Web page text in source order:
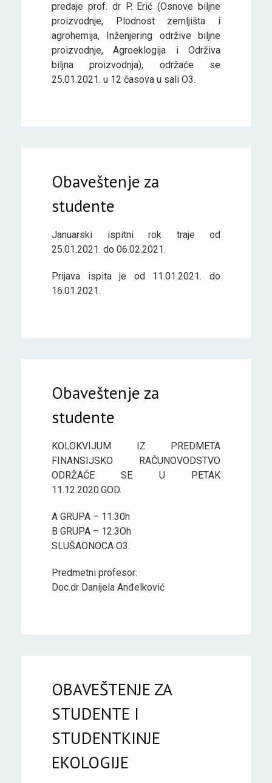
predaje prof. dr P. Erić (Osnove biljne
proizvodnje, Plodnost zemljišta i
agrohemija, Inženjering održive biljne
proizvodnje, Agroeklogija i Održiva
biljna proizvodnja), održaće se
25.01.2021. u 12 časova u sali O3.
Obaveštenje za
studente
Januarski ispitni rok traje od
25.01.2021. do 06.02.2021.
Prijava ispita je od 11.01.2021. do
16.01.2021.
Obaveštenje za
studente
KOLOKVIJUM IZ PREDMETA
FINANSIJSKO RAČUNOVODSTVO
ODRŽAĆE SE U PETAK
11.12.2020.GOD.
A GRUPA – 11:30h
B GRUPA – 12:3Oh
SLUŠAONOCA O3.
Predmetni profesor:
Doc.dr Danijela Anđelković
OBAVEŠTENJE ZA
STUDENTE I
STUDENTKINJE
EKOLOGIJE